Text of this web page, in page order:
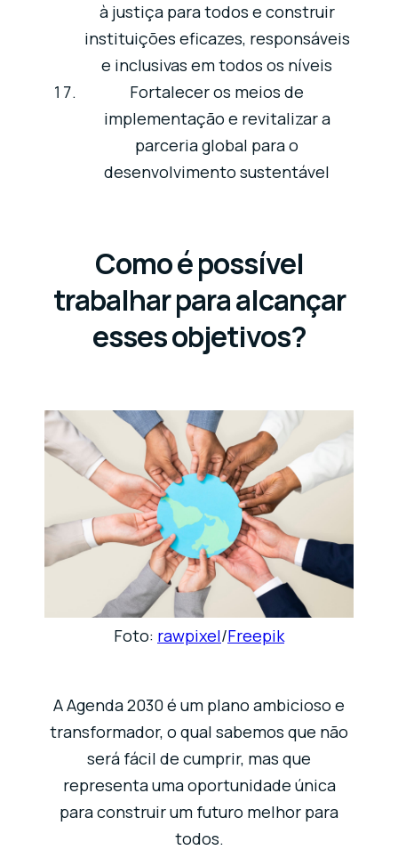
à justiça para todos e construir
instituições eficazes, responsáveis
e inclusivas em todos os níveis
Fortalecer os meios de
implementação e revitalizar a
parceria global para o
desenvolvimento sustentável
Como é possível
trabalhar para alcançar
esses objetivos?
Foto: rawpixel/Freepik
A Agenda 2030 é um plano ambicioso e
transformador, o qual sabemos que não
será fácil de cumprir, mas que
representa uma oportunidade única
para construir um futuro melhor para
todos.